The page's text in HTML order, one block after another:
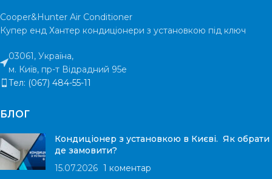
Cooper&Hunter Air Conditioner
Купер енд Хантер кондиціонери з установкою під ключ
03061, Україна,
м. Київ, пр-т Відрадний 95е
Тел: (067) 484-55-11
БЛОГ
Кондиціонер з установкою в Києві. Як обрати
де замовити?
15.07.2026 1 коментар